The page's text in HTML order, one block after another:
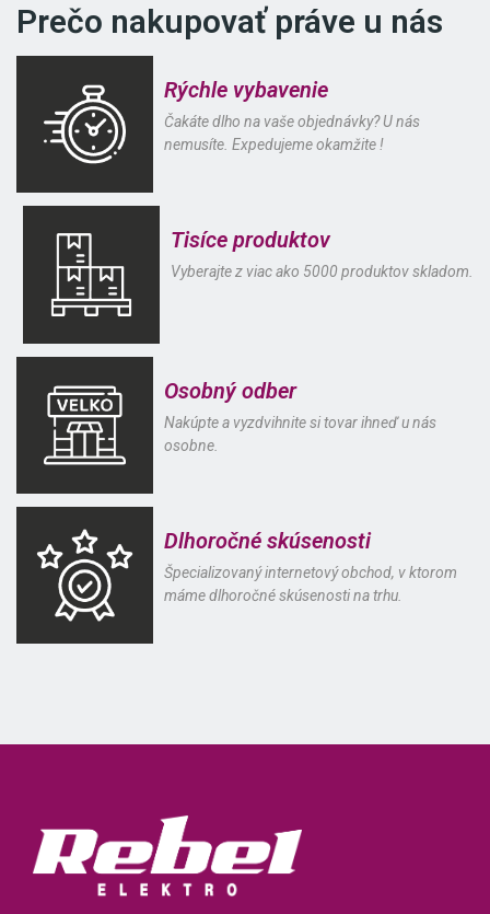
Prečo nakupovať práve u nás
Rýchle vybavenie
Čakáte dlho na vaše objednávky? U nás
nemusíte. Expedujeme okamžite !
Tisíce produktov
Vyberajte z viac ako 5000 produktov skladom.
Osobný odber
Nakúpte a vyzdvihnite si tovar ihneď u nás
osobne.
Dlhoročné skúsenosti
Špecializovaný internetový obchod, v ktorom
máme dlhoročné skúsenosti na trhu.